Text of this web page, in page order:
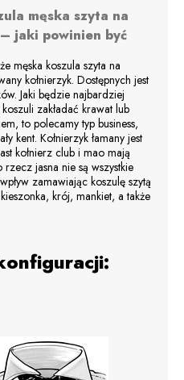
męska szyta na
jaki powinien być
męska koszula szyta na
kołnierzyk. Dostępnych jest
Jaki będzie najbardziej
zakładać krawat lub
to polecamy typ business,
kent. Kołnierzyk łamany jest
kołnierz club i mao mają
jasna nie są wszystkie
zamawiając koszulę szytą
krój, mankiet, a także